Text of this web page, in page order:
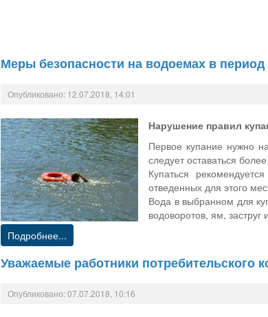
Меры безопасности на водоемах в период
Опубликовано: 12.07.2018, 14:01
Нарушение правил
Первое купание нужно
следует оставаться
Купаться
отведенных для этого
Вода в выбранном для
водоворотов, ям, заструг
Подробнее...
Уважаемые работники потребительского
Опубликовано: 07.07.2018, 10:16